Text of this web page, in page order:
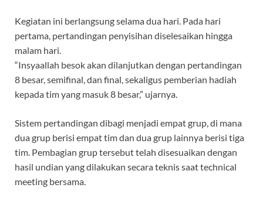
Kegiatan ini berlangsung selama dua hari. Pada hari
pertama, pertandingan penyisihan diselesaikan hingga
malam hari.
“Insyaallah besok akan dilanjutkan dengan pertandingan
8 besar, semifinal, dan final, sekaligus pemberian hadiah
kepada tim yang masuk 8 besar,” ujarnya.
Sistem pertandingan dibagi menjadi empat grup, di mana
dua grup berisi empat tim dan dua grup lainnya berisi tiga
tim. Pembagian grup tersebut telah disesuaikan dengan
hasil undian yang dilakukan secara teknis saat technical
meeting bersama.